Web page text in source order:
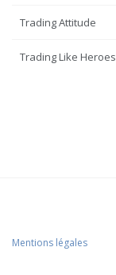
Trading Attitude
Trading Like Heroes
Mentions légales